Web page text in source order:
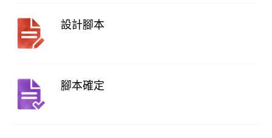
設計腳本
腳本確定